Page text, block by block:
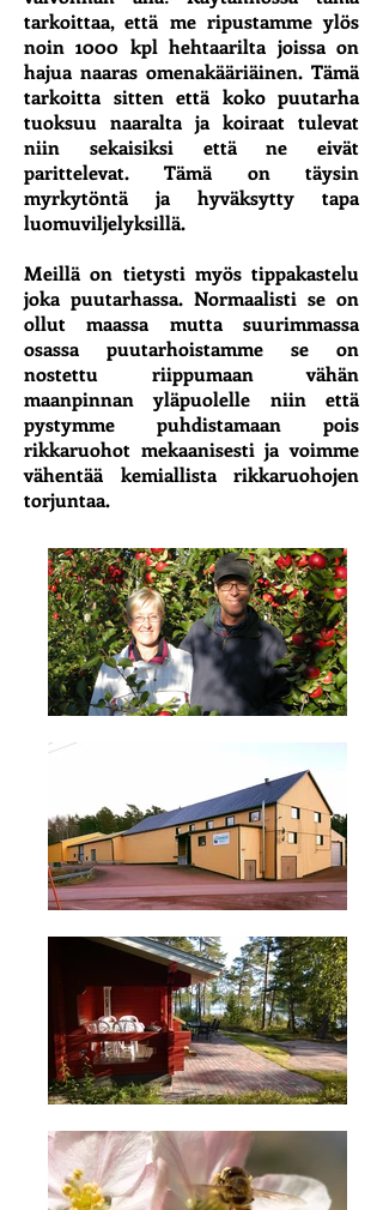
tarkoittaa, että me ripustamme ylös
noin 1000 kpl hehtaarilta joissa on
hajua naaras omenakääriäinen. Tämä
tarkoitta sitten että koko puutarha
tuoksuu naaralta ja koiraat tulevat
niin sekaisiksi että ne eivät
parittelevat. Tämä on täysin
myrkytöntä ja hyväksytty tapa
luomuviljelyksillä.
Meillä on tietysti myös tippakastelu
joka puutarhassa. Normaalisti se on
ollut maassa mutta suurimmassa
osassa puutarhoistamme se on
nostettu riippumaan vähän
maanpinnan yläpuolelle niin että
pystymme puhdistamaan pois
rikkaruohot mekaanisesti ja voimme
vähentää kemiallista rikkaruohojen
torjuntaa.